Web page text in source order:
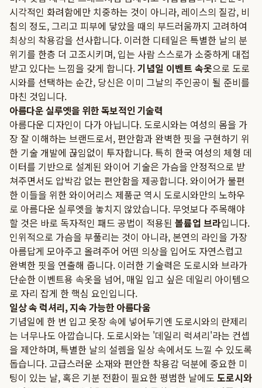
시각적인 화려함에만 치중하는 것이 아니라, 레이스의 질감, 비
침의 정도, 그리고 피부에 닿았을 때의 부드러움까지 고려하여
최상의 착용감을 선사합니다. 이러한 디테일은 특별한 날의 분
위기를 한층 더 고조시키며, 입는 사람 스스로가 소중하게 대접
받고 있다는 느낌을 갖게 합니다.기념일 이벤트 속옷으로 도로
시와를 선택하는 순간, 당신은 이미 그날의 주인공이 될 준비를
마친 것입니다.
아름다운 실루엣을 위한 독보적인 기술력
아름다운 디자인이 다가 아닙니다. 도로시와는 여성의 몸을 가
장 잘 이해하는 브랜드로서, 편안함과 완벽한 핏을 구현하기 위
한 기술 개발에 끊임없이 투자합니다. 특히 한국 여성의 체형 데
이터를 기반으로 설계된 와이어 기술은 가슴을 안정적으로 받
쳐주면서도 압박감 없는 편안함을 제공합니다. 와이어가 불편
한 이들을 위한 와이어리스 제품군 역시 도로시와만의 노하우
로 아름다운 실루엣을 놓치지 않았습니다. 무엇보다 주목해야
할 것은 바로 독자적인 패드 공법이 적용된 볼륨업 브라입니다.
인위적으로 가슴을 부풀리는 것이 아니라, 본연의 라인을 가장
아름답게 모아주고 올려주어 어떤 의상을 입어도 자연스럽고
완벽한 핏을 연출해 줍니다. 이러한 기술력은 도로시와 브라가
단순한 이벤트용 속옷을 넘어, 매일 입고 싶은 데일리 아이템으
로 자리 잡게 한 핵심 요인입니다.
일상 속 럭셔리, 지속 가능한 아름다움
기념일에 한 번 입고 옷장 속에 넣어두기엔 도로시와의 란제리
는 너무나도 아깝습니다. 도로시와는 '데일리 럭셔리'라는 컨셉
을 제안하며, 특별한 날의 설렘을 일상 속에서도 느낄 수 있도록
돕습니다. 고급스러운 소재와 편안한 착용감 덕분에 중요한 미
팅이 있는 날, 혹은 기분 전환이 필요한 평범한 날에도 도로시와